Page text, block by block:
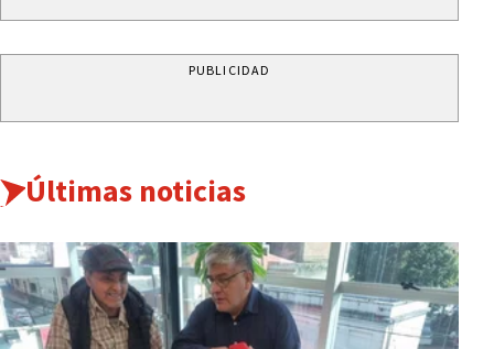
PUBLICIDAD
Últimas noticias